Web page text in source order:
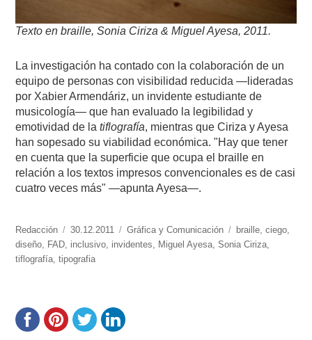
Texto en braille, Sonia Ciriza & Miguel Ayesa, 2011.
La investigación ha contado con la colaboración de un
equipo de personas con visibilidad reducida —lideradas
por Xabier Armendáriz, un invidente estudiante de
musicología— que han evaluado la legibilidad y
emotividad de latiflografía, mientras que Ciriza y Ayesa
han sopesado su viabilidad económica. "Hay que tener
en cuenta que la superficie que ocupa el braille en
relación a los textos impresos convencionales es de casi
cuatro veces más" —apunta Ayesa—.
https://www.experimenta.es/author/redaccion/
Redacción
Publicado
el
30.12.2011 Categorías
Gráfica y Comunicación Etiquetas
braille ,ciego
diseño FAD inclusivo invidentes Miguel Ayesa ,Sonia Ciriza
tiflografía ,tipografia